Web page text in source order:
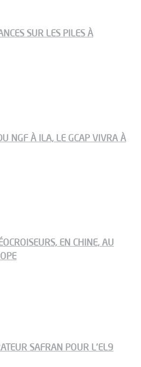
SUR LES PILES À
NGF À ILA, LE GCAP VIVRA À
EN CHINE, AU
SAFRAN POUR L’EL9